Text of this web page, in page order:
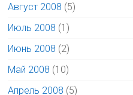
Август 2008 (5)
Июль 2008 (1)
Июнь 2008 (2)
Май 2008 (10)
Апрель 2008 (5)